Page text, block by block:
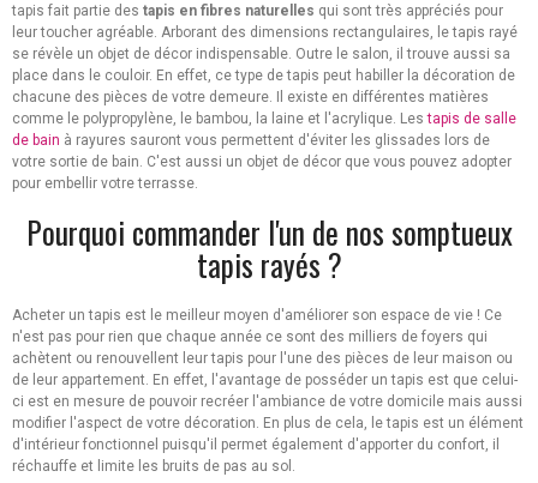
tapis fait partie des tapis en fibres naturelles qui sont très appréciés pour
leur toucher agréable. Arborant des dimensions rectangulaires, le tapis rayé
se révèle un objet de décor indispensable. Outre le salon, il trouve aussi sa
place dans le couloir. En effet, ce type de tapis peut habiller la décoration de
chacune des pièces de votre demeure. Il existe en différentes matières
comme le polypropylène, le bambou, la laine et l'acrylique. Lestapis de salle
de bain à rayures sauront vous permettent d'éviter les glissades lors de
votre sortie de bain. C'est aussi un objet de décor que vous pouvez adopter
pour embellir votre terrasse.
Pourquoi commander l'un de nos somptueux
tapis rayés ?
Acheter un tapis est le meilleur moyen d'améliorer son espace de vie ! Ce
n'est pas pour rien que chaque année ce sont des milliers de foyers qui
achètent ou renouvellent leur tapis pour l'une des pièces de leur maison ou
de leur appartement. En effet, l'avantage de posséder un tapis est que celui-
ci est en mesure de pouvoir recréer l'ambiance de votre domicile mais aussi
modifier l'aspect de votre décoration. En plus de cela, le tapis est un élément
d'intérieur fonctionnel puisqu'il permet également d'apporter du confort, il
réchauffe et limite les bruits de pas au sol.